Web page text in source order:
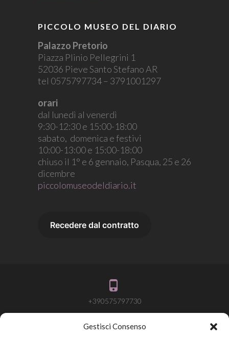
Gestisci Consenso
PICCOLO MUSEO DEL DIARIO
Palazzo Pretorio
Piazza Plinio Pellegrini 1
52036 Pieve Santo Stefano AR
tel 0575797734 – 3791001297
orari
dal lunedì al venerdì
9:30-12:30 e 15:00-18:00
sabato, domenica e festivi
10:00-13:00 e 15:00-18:00
chiuso il 1° e 6 gennaio, Pasqua, 25 e 26
dicembre
piccolomuseodeldiario.it
+390575797730